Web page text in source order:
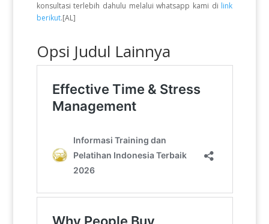
konsultasi terlebih dahulu melalui whatsapp kami di link
berikut.[AL]
Opsi Judul Lainnya